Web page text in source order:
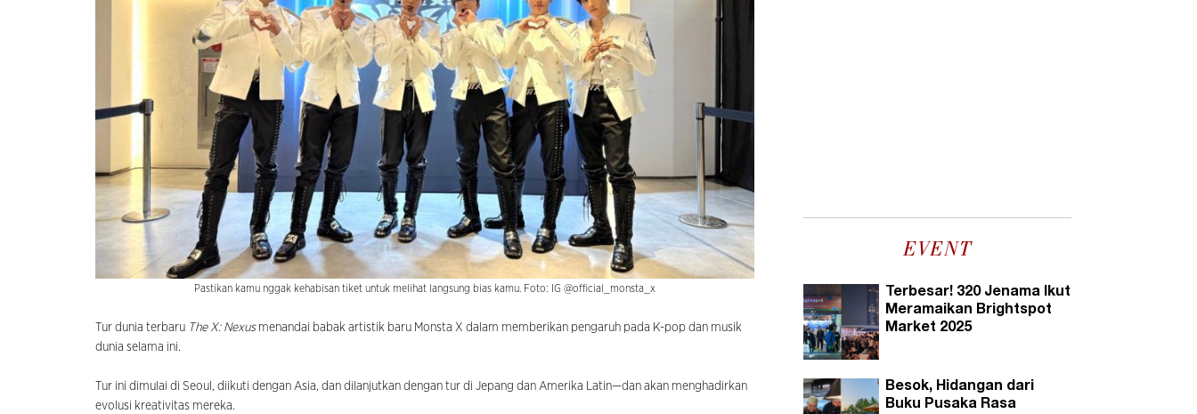
Pastikan kamu nggak kehabisan tiket untuk melihat langsung bias kamu. Foto: IG @official_monsta_x
Tur dunia terbaru The X: Nexus menandai babak artistik baru Monsta X dalam memberikan pengaruh pada K-pop dan musik
dunia selama ini.
Tur ini dimulai di Seoul, diikuti dengan Asia, dan dilanjutkan dengan tur di Jepang dan Amerika Latin—dan akan menghadirkan
evolusi kreativitas mereka.
EVENT
Terbesar! 320 Jenama Ikut
Meramaikan Brightspot
Market 2025
Besok, Hidangan dari
Buku Pusaka Rasa